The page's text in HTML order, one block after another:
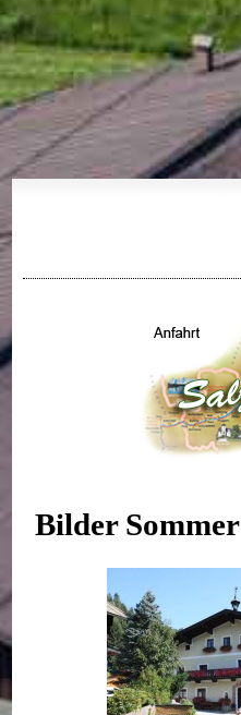
Bilder Sommer